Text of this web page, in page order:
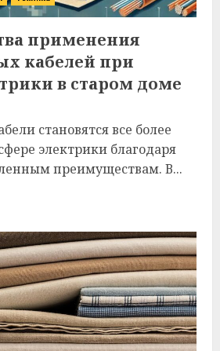
применения
кабелей при
в старом доме
становятся все более
электрики благодаря
преимуществам. В...